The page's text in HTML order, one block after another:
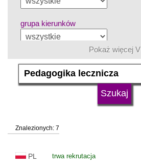
grupa kierunków
język
status uczelni
Pokaż więcej V
Znalezionych: 7
PL trwa rekrutacja